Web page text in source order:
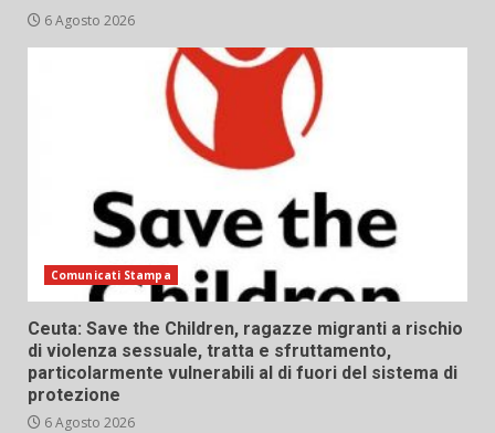
6 Agosto 2026
Comunicati Stampa
Ceuta: Save the Children, ragazze migranti a rischio
di violenza sessuale, tratta e sfruttamento,
particolarmente vulnerabili al di fuori del sistema di
protezione
6 Agosto 2026